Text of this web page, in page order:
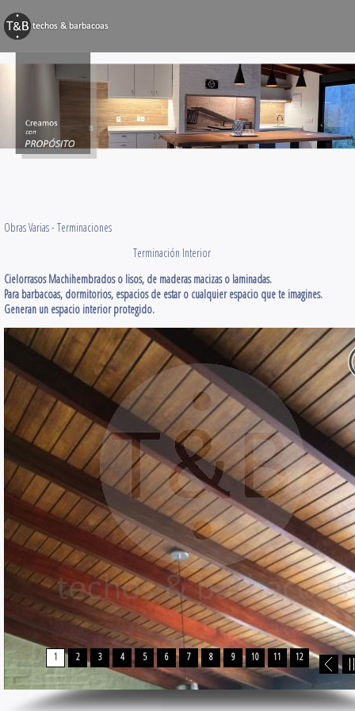
Decks y
Obras Varias
Contacto
Obras Varias - Terminaciones
Terminación Interior
Cielorrasos Machihembrados o lisos, de maderas macizas o laminadas.
Para barbacoas, dormitorios, espacios de estar o cualquier espacio que te imagines.
Generan un espacio interior protegido.
1 2 3 4 5 6 7 8 9 10 11 12